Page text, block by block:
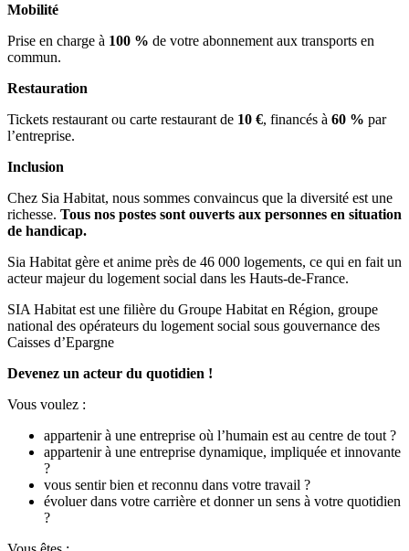
Mobilité
Prise en charge à 100 % de votre abonnement aux transports en
commun.
Restauration
Tickets restaurant ou carte restaurant de 10 €, financés à 60 % par
l’entreprise.
Inclusion
Chez Sia Habitat, nous sommes convaincus que la diversité est une
richesse. Tous nos postes sont ouverts aux personnes en situation
de handicap.
Sia Habitat gère et anime près de 46 000 logements, ce qui en fait un
acteur majeur du logement social dans les Hauts-de-France.
SIA Habitat est une filière du Groupe Habitat en Région, groupe
national des opérateurs du logement social sous gouvernance des
Caisses d’Epargne
Devenez un acteur du quotidien !
Vous voulez :
appartenir à une entreprise où l’humain est au centre de tout ?
appartenir à une entreprise dynamique, impliquée et innovante
?
vous sentir bien et reconnu dans votre travail ?
évoluer dans votre carrière et donner un sens à votre quotidien
?